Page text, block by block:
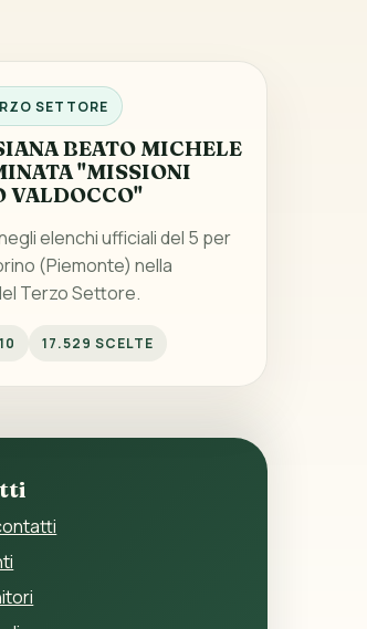
SETTORE
BEATO MICHELE
"MISSIONI
VALDOCCO"
elenchi ufficiali del 5 per
(Piemonte) nella
Terzo Settore.
17.529 SCELTE